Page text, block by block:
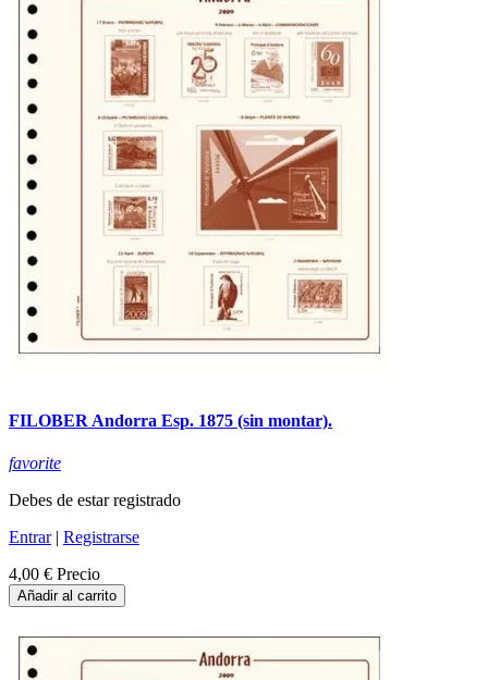
FILOBER Andorra Esp. 1875 (sin montar).
favorite
Debes de estar registrado
Entrar| Registrarse
4,00 € Precio
Añadir al carrito